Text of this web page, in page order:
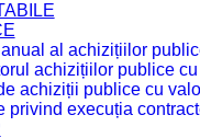
al achizițiilor
achizițiilor publice
achiziții publice cu
privind execuția